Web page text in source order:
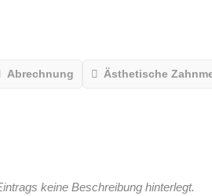
Abrechnung Ästhetische
keine Beschreibung hinterlegt.